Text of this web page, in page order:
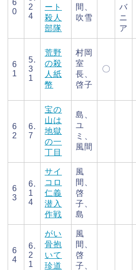
6
0
2
4
ート
殺人
部隊
間、
吹雪
バ
ニ
ア
6
1
5.
3
1
荒野
の殺
人紙
幣
村岡
室
長、
啓子
〇
6
2
6.
7
宝の
山は
地獄
の一
丁目
島、
ユ
ミ、
風間
6
3
6.
1
4
サイ
コロ
仁義
潜入
作戦
風
間、
啓
子、
島
6
4
6.
2
1
がい
骨抱
いて
珍道
風
間、
啓
子、